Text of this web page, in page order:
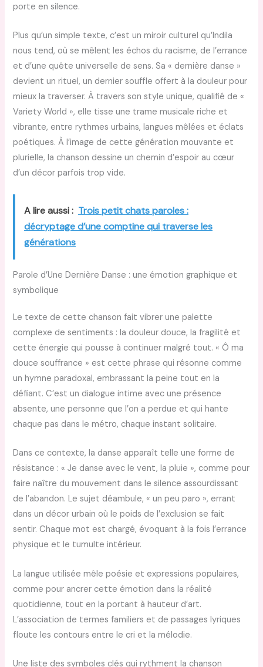
porte en silence.
Plus qu’un simple texte, c’est un miroir culturel qu’Indila
nous tend, où se mêlent les échos du racisme, de l’errance
et d’une quête universelle de sens. Sa « dernière danse »
devient un rituel, un dernier souffle offert à la douleur pour
mieux la traverser. À travers son style unique, qualifié de «
Variety World », elle tisse une trame musicale riche et
vibrante, entre rythmes urbains, langues mêlées et éclats
poétiques. À l’image de cette génération mouvante et
plurielle, la chanson dessine un chemin d’espoir au cœur
d’un décor parfois trop vide.
A lire aussi : Trois petit chats paroles :
décryptage d’une comptine qui traverse les
générations
Parole d’Une Dernière Danse : une émotion graphique et
symbolique
Le texte de cette chanson fait vibrer une palette
complexe de sentiments : la douleur douce, la fragilité et
cette énergie qui pousse à continuer malgré tout. « Ô ma
douce souffrance » est cette phrase qui résonne comme
un hymne paradoxal, embrassant la peine tout en la
défiant. C’est un dialogue intime avec une présence
absente, une personne que l’on a perdue et qui hante
chaque pas dans le métro, chaque instant solitaire.
Dans ce contexte, la danse apparaît telle une forme de
résistance : « Je danse avec le vent, la pluie », comme pour
faire naître du mouvement dans le silence assourdissant
de l’abandon. Le sujet déambule, « un peu paro », errant
dans un décor urbain où le poids de l’exclusion se fait
sentir. Chaque mot est chargé, évoquant à la fois l’errance
physique et le tumulte intérieur.
La langue utilisée mêle poésie et expressions populaires,
comme pour ancrer cette émotion dans la réalité
quotidienne, tout en la portant à hauteur d’art.
L’association de termes familiers et de passages lyriques
floute les contours entre le cri et la mélodie.
Une liste des symboles clés qui rythment la chanson